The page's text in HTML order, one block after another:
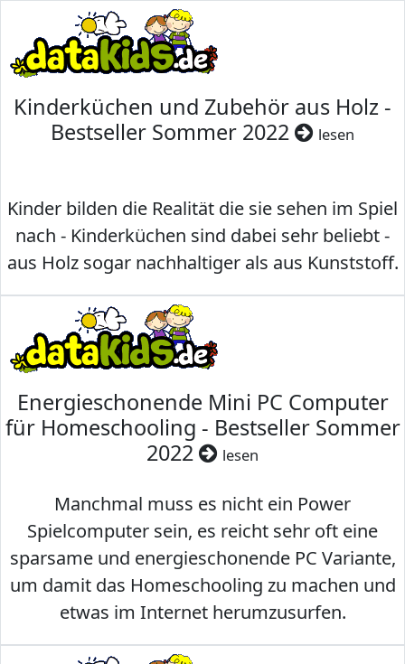
Kinderküchen und Zubehör aus Holz -
Bestseller Sommer 2022
lesen
Kinder bilden die Realität die sie sehen im Spiel
nach - Kinderküchen sind dabei sehr beliebt -
aus Holz sogar nachhaltiger als aus Kunststoff.
Energieschonende Mini PC Computer
für Homeschooling - Bestseller Sommer
2022
lesen
Manchmal muss es nicht ein Power
Spielcomputer sein, es reicht sehr oft eine
sparsame und energieschonende PC Variante,
um damit das Homeschooling zu machen und
etwas im Internet herumzusurfen.